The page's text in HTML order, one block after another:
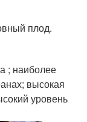
плод.
; наиболее
высокая
уровень